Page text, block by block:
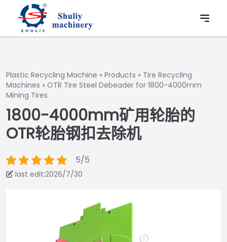
Plastic Recycling Machine » Products » Tire Recycling
Machines » OTR Tire Steel Debeader for 1800-4000mm
Mining Tires
1800-4000mm矿用轮胎的
OTR轮胎钢扣去除机
5/5
last edit:2026/7/30